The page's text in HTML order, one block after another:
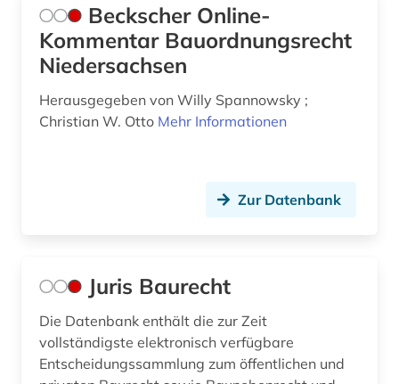
Beckscher Online-
Kommentar Bauordnungsrecht
Niedersachsen
Herausgegeben von Willy Spannowsky ;
Christian W. Otto Mehr Informationen
Zur Datenbank
Juris Baurecht
Die Datenbank enthält die zur Zeit
vollständigste elektronisch verfügbare
Entscheidungssammlung zum öffentlichen und